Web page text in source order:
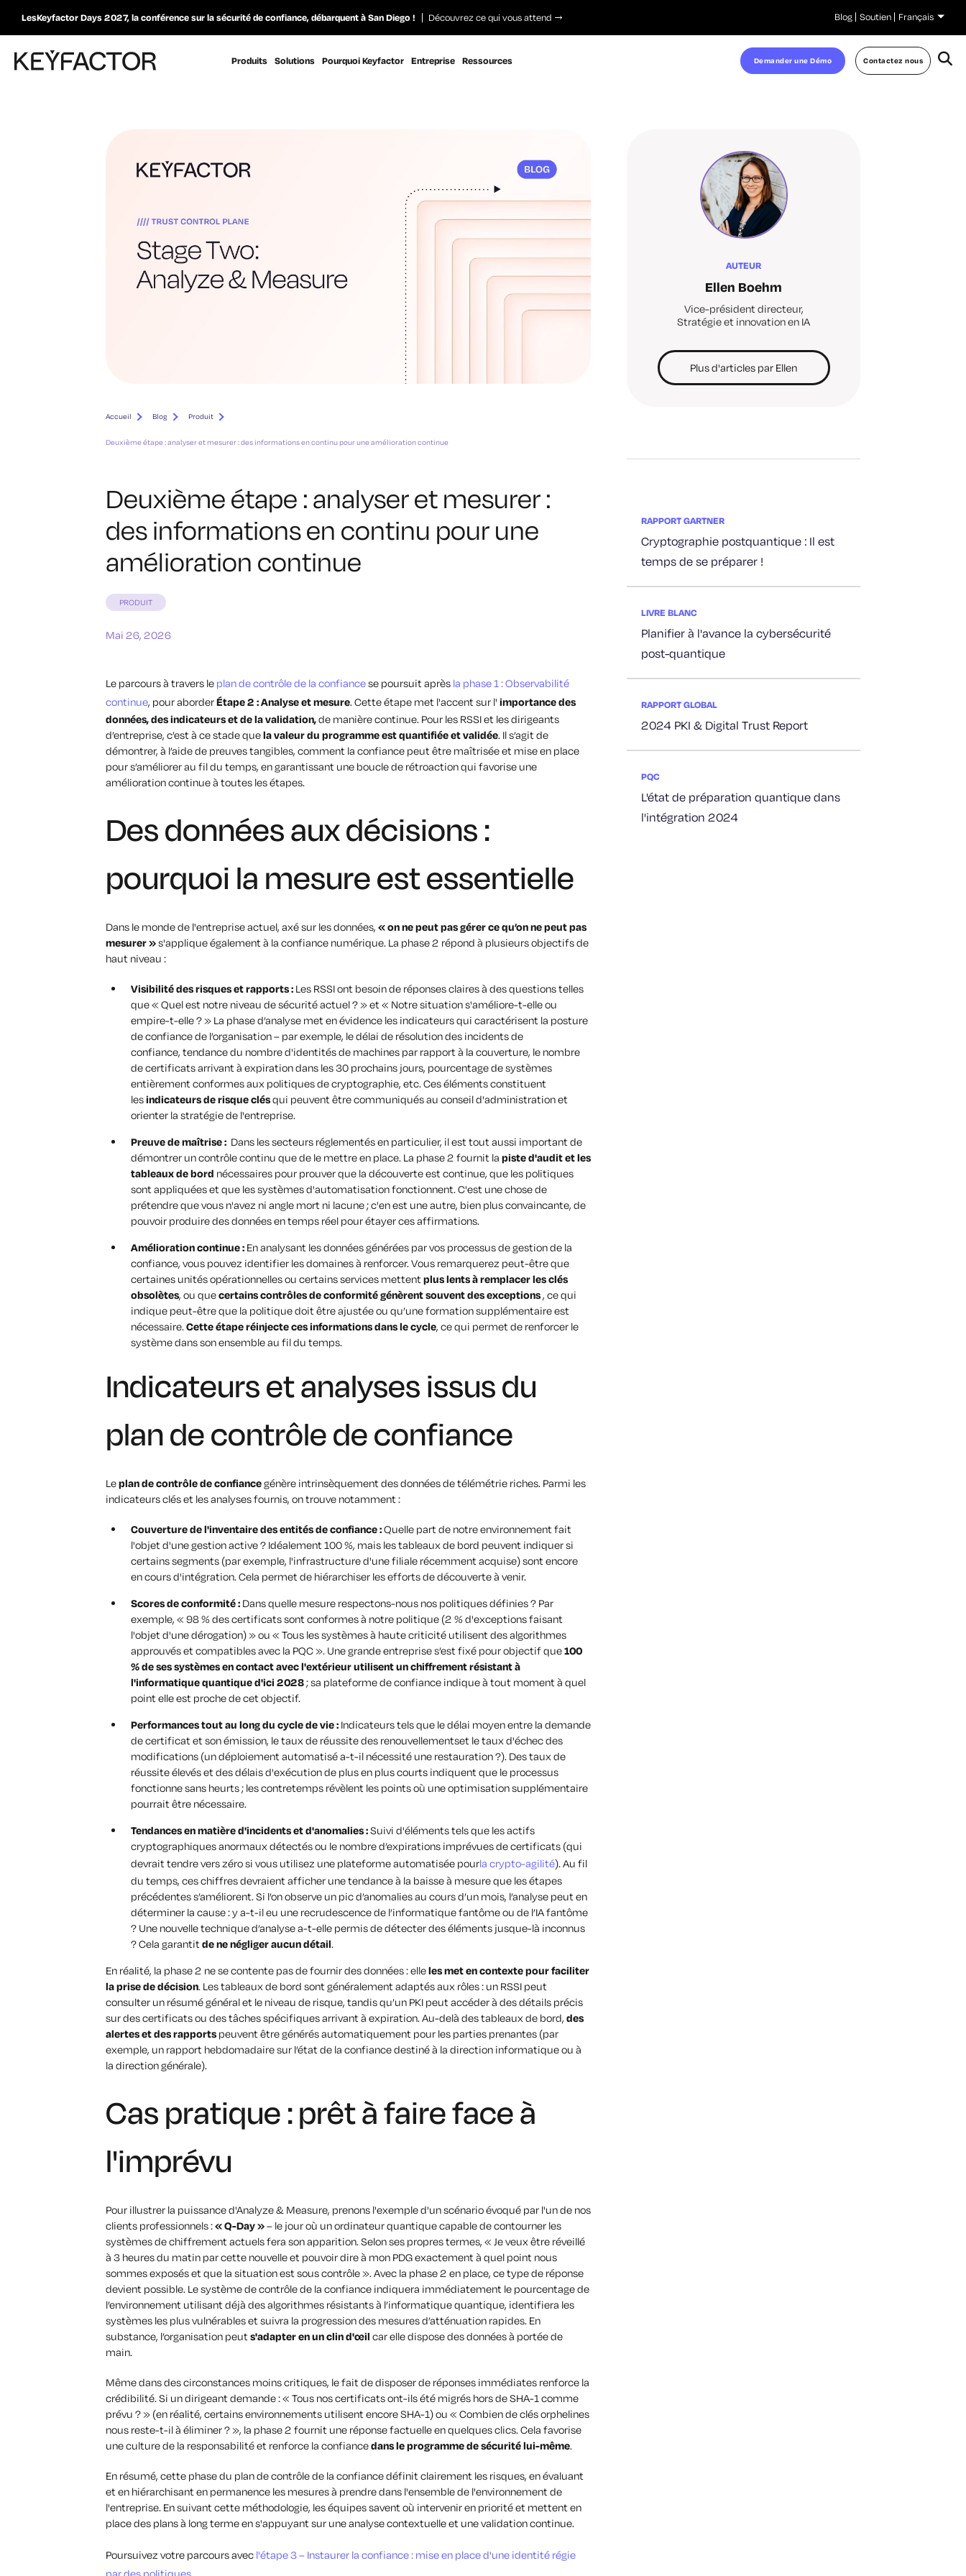
LesKeyfactor Days 2027, la conférence sur la sécurité de confiance, débarquent à San Diego ! Découvrez ce qui vous attend Blog Soutien Français
Produits Solutions Pourquoi Keyfactor Entreprise Ressources Demander une Démo Contactez nous
Accueil Blog Produit
Deuxième étape : analyser et mesurer : des informations en continu pour une amélioration continue
Deuxième étape : analyser et mesurer :
des informations en continu pour une
amélioration continue
PRODUIT
Mai 26, 2026
Le parcours à travers le plan de contrôle de la confiancese poursuit après la phase 1 : Observabilité
continue, pour aborderÉtape 2 : Analyse et mesure. Cette étape met l'accent sur l' importance des
données, des indicateurs et de la validation,de manière continue. Pour les RSSI et les dirigeants
d’entreprise, c’est à ce stade quela valeur du programme est quantifiée et validée. Il s’agit de
démontrer, à l’aide de preuves tangibles, comment la confiance peut être maîtrisée et mise en place
pour s’améliorer au fil du temps, en garantissant une boucle de rétroaction qui favorise une
amélioration continue à toutes les étapes.
Des données aux décisions :
pourquoi la mesure est essentielle
Dans le monde de l'entreprise actuel, axé sur les données, « on ne peut pas gérer ce qu’on ne peut pas
mesurer »s'applique également à la confiance numérique. La phase 2 répond à plusieurs objectifs de
haut niveau :
Visibilité des risques et rapports : Les RSSI ont besoin de réponses claires à des questions telles
que« Quel est notre niveau de sécurité actuel ? »et« Notre situation s'améliore-t-elle ou
empire-t-elle ? » La phase d’analyse met en évidence les indicateurs qui caractérisent la posture
de confiance de l’organisation – par exemple, le délai de résolution des incidents de
confiance, tendance du nombre d'identités de machines par rapport à la couverture, le nombre
de certificats arrivant à expiration dans les 30 prochains jours, pourcentage de systèmes
entièrement conformes aux politiques de cryptographie, etc. Ces éléments constituent
lesindicateurs de risque clésqui peuvent être communiqués au conseil d'administration et
orienter la stratégie de l'entreprise.
Preuve de maîtrise : Dans les secteurs réglementés en particulier, il est tout aussi important de
démontrer un contrôle continu que de le mettre en place. La phase 2 fournit la piste d'audit et les
tableaux de bord nécessaires pour prouver que la découverte est continue, que les politiques
sont appliquées et que les systèmes d'automatisation fonctionnent. C'est une chose de
prétendre que vous n'avez ni angle mort ni lacune ; c'en est une autre, bien plus convaincante, de
pouvoir produire des données en temps réel pour étayer ces affirmations.
Amélioration continue : En analysant les données générées par vos processus de gestion de la
confiance, vous pouvez identifier les domaines à renforcer. Vous remarquerez peut-être que
certaines unités opérationnelles ou certains services mettentplus lents à remplacer les clés
obsolètes, ou quecertains contrôles de conformité génèrent souvent des exceptions, ce qui
indique peut-être que la politique doit être ajustée ou qu’une formation supplémentaire est
nécessaire.Cette étape réinjecte ces informations dans le cycle, ce qui permet de renforcer le
système dans son ensemble au fil du temps.
Indicateurs et analyses issus du
plan de contrôle de confiance
Leplan de contrôle de confiancegénère intrinsèquement des données de télémétrie riches. Parmi les
indicateurs clés et les analyses fournis, on trouve notamment :
Couverture de l'inventaire des entités de confiance :Quelle part de notre environnement fait
l'objet d'une gestion active ? Idéalement 100 %, mais les tableaux de bord peuvent indiquer si
certains segments (par exemple, l'infrastructure d'une filiale récemment acquise) sont encore
en cours d'intégration. Cela permet de hiérarchiser les efforts de découverte à venir.
Scores de conformité : Dans quelle mesure respectons-nous nos politiques définies ? Par
exemple, « 98 % des certificats sont conformes à notre politique (2 % d'exceptions faisant
l'objet d'une dérogation) »ou « Tous les systèmes à haute criticité utilisent des algorithmes
approuvés et compatibles avec la PQC ». Une grande entreprise s’est fixé pour objectif que100
% de ses systèmes en contact avec l'extérieur utilisent un chiffrement résistant à
l'informatique quantique d'ici 2028; sa plateforme de confiance indique à tout moment à quel
point elle est proche de cet objectif.
Performances tout au long du cycle de vie : Indicateurs tels que le délai moyen entre la demande
de certificat et son émission, le taux de réussite des renouvellementset le taux d'échec des
modifications (un déploiement automatisé a-t-il nécessité une restauration ?). Des taux de
réussite élevés et des délais d'exécution de plus en plus courts indiquent que le processus
fonctionne sans heurts ; les contretemps révèlent les points où une optimisation supplémentaire
pourrait être nécessaire.
Tendances en matière d'incidents et d'anomalies :Suivi d'éléments tels que les actifs
cryptographiques anormaux détectés ou le nombre d’expirations imprévues de certificats (qui
devrait tendre vers zéro si vous utilisez une plateforme automatisée pourla crypto-agilité). Au fil
du temps, ces chiffres devraient afficher une tendance à la baisse à mesure que les étapes
précédentes s’améliorent. Si l’on observe un pic d’anomalies au cours d’un mois, l’analyse peut en
déterminer la cause : y a-t-il eu une recrudescence de l’informatique fantôme ou de l’IA fantôme
? Une nouvelle technique d’analyse a-t-elle permis de détecter des éléments jusque-là inconnus
? Cela garantitde ne négliger aucun détail.
En réalité, la phase 2 ne se contente pas de fournir des données : elleles met en contexte pour faciliter
la prise de décision. Les tableaux de bord sont généralement adaptés aux rôles : un RSSI peut
consulter un résumé général et le niveau de risque, tandis qu’un PKI peut accéder à des détails précis
sur des certificats ou des tâches spécifiques arrivant à expiration. Au-delà des tableaux de bord, des
alertes et des rapports peuvent être générés automatiquement pour les parties prenantes (par
exemple, un rapport hebdomadaire sur l’état de la confiance destiné à la direction informatique ou à
la direction générale).
Cas pratique : prêt à faire face à
l'imprévu
Pour illustrer la puissance d'Analyze & Measure, prenons l'exemple d'un scénario évoqué par l'un de nos
clients professionnels :« Q-Day »– le jour où un ordinateur quantique capable de contourner les
systèmes de chiffrement actuels fera son apparition. Selon ses propres termes, « Je veux être réveillé
à 3 heures du matin par cette nouvelle et pouvoir dire à mon PDG exactement à quel point nous
sommes exposés et que la situation est sous contrôle ». Avec la phase 2 en place, ce type de réponse
devient possible. Le système de contrôle de la confiance indiquera immédiatement le pourcentage de
l’environnement utilisant déjà des algorithmes résistants à l’informatique quantique, identifiera les
systèmes les plus vulnérables et suivra la progression des mesures d’atténuation rapides. En
substance, l’organisation peuts'adapter en un clin d'œil car elle dispose des données à portée de
main.
Même dans des circonstances moins critiques, le fait de disposer de réponses immédiates renforce la
crédibilité. Si un dirigeant demande : « Tous nos certificats ont-ils été migrés hors de SHA-1 comme
prévu ? » (en réalité, certains environnements utilisent encore SHA-1) ou « Combien de clés orphelines
nous reste-t-il à éliminer ? », la phase 2 fournit une réponse factuelle en quelques clics. Cela favorise
une culture de la responsabilité et renforce la confiancedans le programme de sécurité lui-même.
En résumé, cette phase du plan de contrôle de la confiance définit clairement les risques, en évaluant
et en hiérarchisant en permanence les mesures à prendre dans l'ensemble de l'environnement de
l'entreprise. En suivant cette méthodologie, les équipes savent où intervenir en priorité et mettent en
place des plans à long terme en s'appuyant sur une analyse contextuelle et une validation continue.
Poursuivez votre parcours avec l'étape 3 – Instaurer la confiance : mise en place d'une identité régie
AUTEUR
Ellen Boehm
Vice-président directeur,
Stratégie et innovation en IA
Plus d'articles par Ellen
RAPPORT GARTNER
Cryptographie postquantique : Il est
temps de se préparer !
LIVRE BLANC
Planifier à l'avance la cybersécurité
post-quantique
RAPPORT GLOBAL
2024 PKI & Digital Trust Report
PQC
L'état de préparation quantique dans
l'intégration 2024